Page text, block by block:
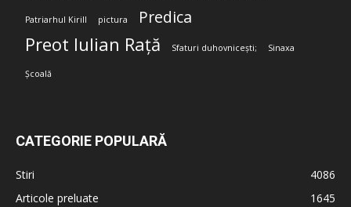
Patriarhul Kirill pictura Predica
Preot Iulian Rață Sfaturi duhovnicești; Sinaxa
Școală
CATEGORIE POPULARĂ
Stiri
4086
Articole preluate
1645